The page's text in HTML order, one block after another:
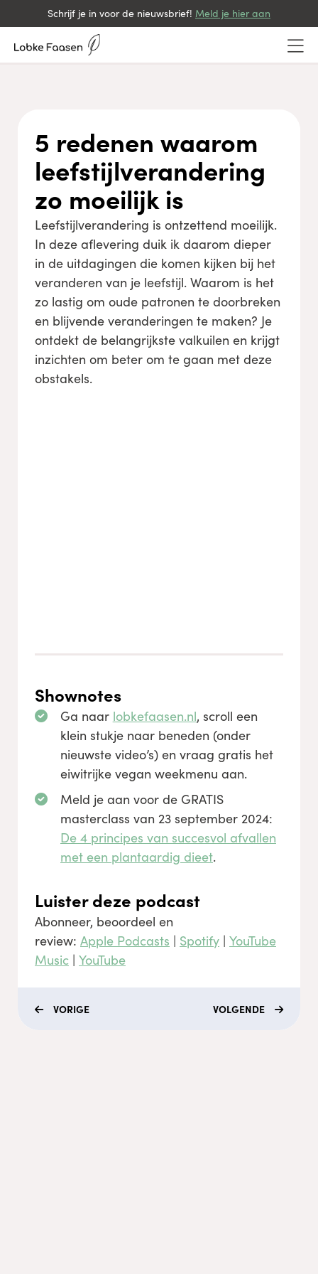
Schrijf je in voor de nieuwsbrief! Meld je hier aan
5 redenen waarom
leefstijlverandering
zo moeilijk is
Leefstijlverandering is ontzettend moeilijk.
In deze aflevering duik ik daarom dieper
in de uitdagingen die komen kijken bij het
veranderen van je leefstijl. Waarom is het
zo lastig om oude patronen te doorbreken
en blijvende veranderingen te maken? Je
ontdekt de belangrijkste valkuilen en krijgt
inzichten om beter om te gaan met deze
obstakels.
Shownotes
Ga naar lobkefaasen.nl, scroll een
klein stukje naar beneden (onder
nieuwste video’s) en vraag gratis het
eiwitrijke vegan weekmenu aan.
Meld je aan voor de GRATIS
masterclass van 23 september 2024:
De 4 principes van succesvol afvallen
met een plantaardig dieet.
Luister deze podcast
Abonneer, beoordeel en
review: Apple Podcasts | Spotify | YouTube
Music | YouTube
VORIGE VOLGENDE